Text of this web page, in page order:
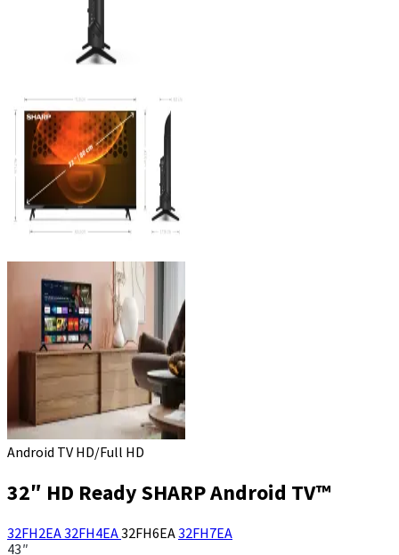
Android TV HD/Full HD
32″ HD Ready SHARP Android TV™
32FH2EA32FH4EA32FH6EA32FH7EA
43″